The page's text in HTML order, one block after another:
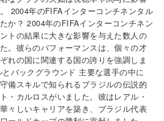
2004年のFIFAインターコンチネンタル
か？ 2004年のFIFAインターコンチネン
トの結果に大きな影響を与えた数人の
。彼らのパフォーマンスは、個々の才
れの国に関連する国の誇りを強調しま
バックグラウンド 主要な選手の中に
備スキルで知られるブラジルの伝説的
・カルロスがいました。彼はレアル・
々しいキャリアを築き、ブラジル代表